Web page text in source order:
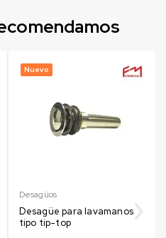
Nuevo
Desagüos
Desagüe para lavamanos
tipo tip-top